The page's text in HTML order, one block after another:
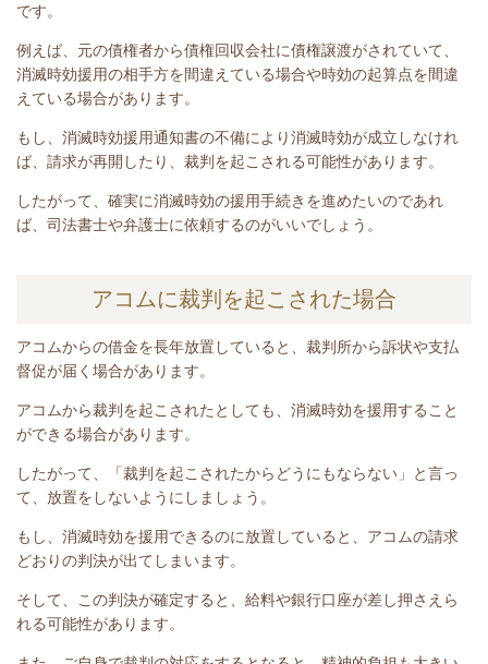
です。
例えば、元の債権者から債権回収会社に債権譲渡がされていて、
消滅時効援用の相手方を間違えている場合や時効の起算点を間違
えている場合があります。
もし、消滅時効援用通知書の不備により消滅時効が成立しなけれ
ば、請求が再開したり、裁判を起こされる可能性があります。
したがって、確実に消滅時効の援用手続きを進めたいのであれ
ば、司法書士や弁護士に依頼するのがいいでしょう。
アコムに裁判を起こされた場合
アコムからの借金を長年放置していると、裁判所から訴状や支払
督促が届く場合があります。
アコムから裁判を起こされたとしても、消滅時効を援用すること
ができる場合があります。
したがって、「裁判を起こされたからどうにもならない」と言っ
て、放置をしないようにしましょう。
もし、消滅時効を援用できるのに放置していると、アコムの請求
どおりの判決が出てしまいます。
そして、この判決が確定すると、給料や銀行口座が差し押さえら
れる可能性があります。